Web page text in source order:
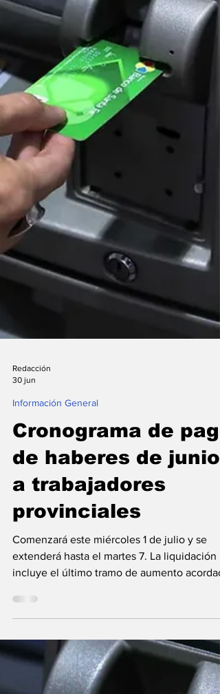
Redacción
Información General
Cronograma de
de haberes de junio
a trabajadores
provinciales
Comenzará este miércoles 1 de julio y se
extenderá hasta el martes 7. La liquidación
en paritarias para el primer semestre, junto a
la garantía de incremento y las mejoras en
suplementos por sector. El Gobierno